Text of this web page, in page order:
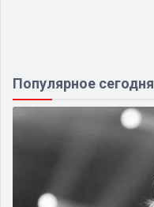
Популярное сегодня